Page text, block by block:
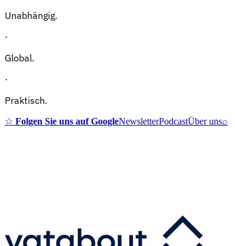
Unabhängig.
·
Global.
·
Praktisch.
☆ Folgen Sie uns auf GoogleNewsletterPodcastÜber uns⌕